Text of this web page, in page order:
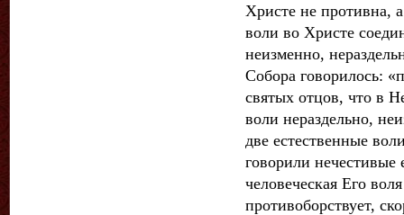
Христе не противна,
воли во Христе
неизменно,
Собора говорилось:
святых отцов, что в
воли нераздельно,
две естественные
говорили нечестивые
человеческая Его
противоборствует,